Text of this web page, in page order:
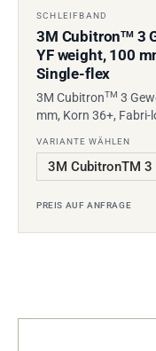
SCHLEIFBAND
3M CubitronTM3
YF weight, 100
Single-flex
3M CubitronTM 3
mm, Korn 36+, Fabri-
VARIANTE WÄHLEN
PREIS AUF ANFRAGE